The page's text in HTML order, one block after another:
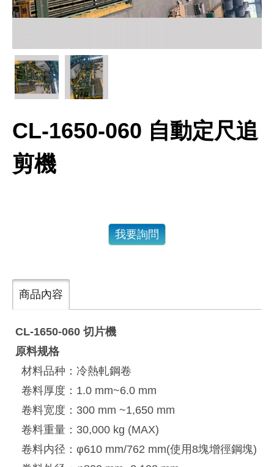
CL-1650-060 自動定尺追
剪機
我要詢問
商品內容
CL-1650-060 切片機
原料规格
材料品种：冷熱軋鋼卷
卷料厚度：1.0 mm~6.0 mm
卷料宽度：300 mm ~1,650 mm
卷料重量：30,000 kg (MAX)
卷料内径：φ610 mm/762 mm(使用8塊增徑鋼塊)